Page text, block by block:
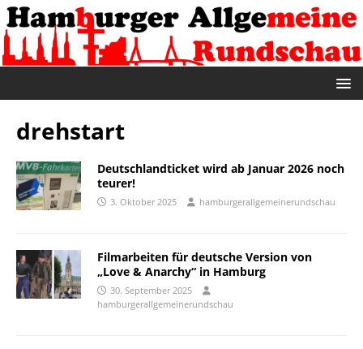
drehstart
Deutschlandticket wird ab Januar 2026 noch
teurer!
3. Oktober 2025 hamburgerallgemeinerundschau
Filmarbeiten für deutsche Version von
„Love & Anarchy“ in Hamburg
30. September 2025
hamburgerallgemeinerundschau